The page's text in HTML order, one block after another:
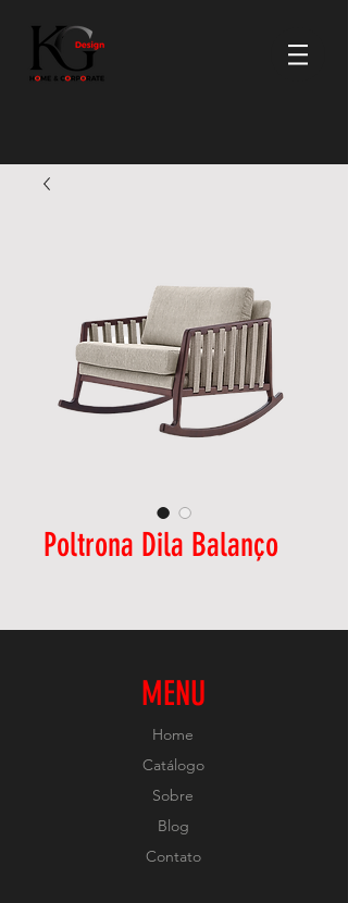
Poltrona Dila Balanço
MENU
Home
Catálogo
Sobre
Blog
Contato